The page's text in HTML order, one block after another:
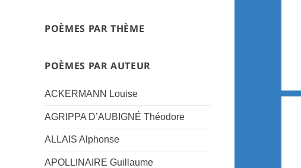
POÈMES PAR THÈME
POÈMES PAR AUTEUR
ACKERMANN Louise
AGRIPPA D’AUBIGNÉ Théodore
ALLAIS Alphonse
APOLLINAIRE Guillaume